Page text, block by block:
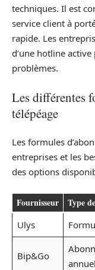
techniques. Il est
service client à
rapide. Les
d’une hotline
problèmes.
Les différentes
télépéage
Les formules
entreprises et les
des options
Fournisseur Type
Ulys
Bip&Go
annuel